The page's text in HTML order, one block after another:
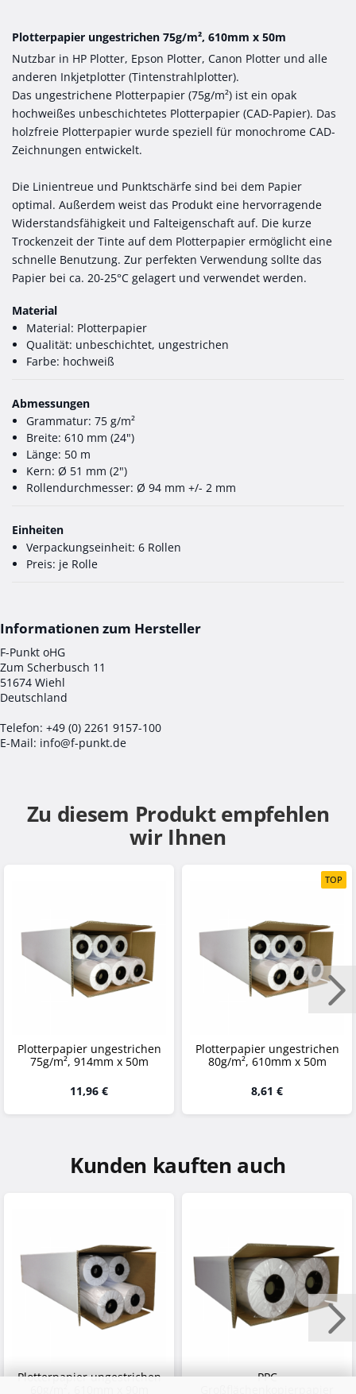
Plotterpapier ungestrichen 75g/m², 610mm x 50m
Nutzbar in HP Plotter, Epson Plotter, Canon Plotter und alle
anderen Inkjetplotter (Tintenstrahlplotter).
Das ungestrichene Plotterpapier (75g/m²) ist ein opak
hochweißes unbeschichtetes Plotterpapier (CAD-Papier). Das
holzfreie Plotterpapier wurde speziell für monochrome CAD-
Zeichnungen entwickelt.
Die Linientreue und Punktschärfe sind bei dem Papier
optimal. Außerdem weist das Produkt eine hervorragende
Widerstandsfähigkeit und Falteigenschaft auf. Die kurze
Trockenzeit der Tinte auf dem Plotterpapier ermöglicht eine
schnelle Benutzung. Zur perfekten Verwendung sollte das
Papier bei ca. 20-25°C gelagert und verwendet werden.
Material
Material: Plotterpapier
Qualität: unbeschichtet, ungestrichen
Farbe: hochweiß
Abmessungen
Grammatur: 75 g/m²
Breite: 610 mm (24")
Länge: 50 m
Kern: Ø 51 mm (2")
Rollendurchmesser: Ø 94 mm +/- 2 mm
Einheiten
Verpackungseinheit: 6 Rollen
Preis: je Rolle
F-Punkt oHG
Zum Scherbusch 11
51674 Wiehl
Deutschland
Telefon: +49 (0) 2261 9157-100
E-Mail: info@f-punkt.de
Zu diesem Produkt empfehlen
wir Ihnen
Plotterpapier ungestrichen
75g/m², 914mm x 50m
11,96 €
TOP
Plotterpapier ungestrichen
80g/m², 610mm x 50m
8,61 €
Kunden kauften auch
Plotterpapier ungestrichen
PPC